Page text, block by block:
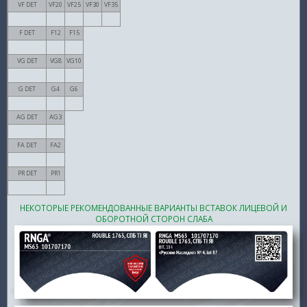
VF DET VF20 VF25 VF30 VF35
F DET F12 F15
VG DET VG8 VG10
G DET G4 G6
AG DET AG3
FA DET FA2
PR DET PR1
НЕКОТОРЫЕ РЕКОМЕНДОВАННЫЕ ВАРИАНТЫ ВСТАВОК ЛИЦЕВОЙ И
ОБОРОТНОЙ СТОРОН СЛАБА